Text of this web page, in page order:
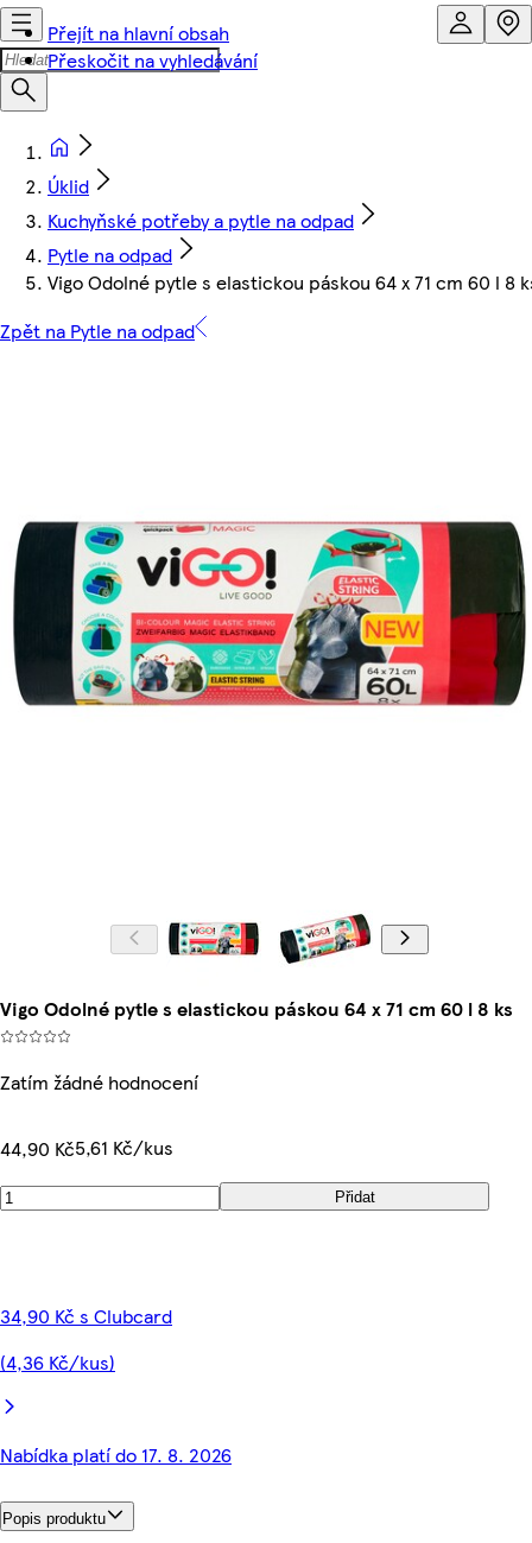
Přejít na hlavní obsah
Přeskočit na vyhledávání
Úklid
Kuchyňské potřeby a pytle na odpad
Pytle na odpad
Vigo Odolné pytle s elastickou páskou 64 x 71 cm 60 l 8
Zpět na Pytle na odpad
Vigo Odolné pytle s elastickou páskou 64 x 71 cm 60 l 8 ks
Zatím žádné hodnocení
44,90 Kč5,61 Kč/kus
Přidat
34,90 Kč s Clubcard
(4,36 Kč/kus)
Nabídka platí do 17. 8. 2026
Popis produktu